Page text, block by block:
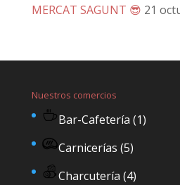
MERCAT SAGUNT 😎 21
Nuestros comercios
Bar-Cafetería (1)
Carnicerías (5)
Charcutería (4)